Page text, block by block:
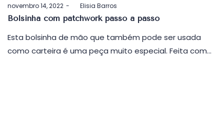
Postado
em
novembro 14, 2022 byElisia Barros
Bolsinha com patchwork passo a passo
Esta bolsinha de mão que também pode ser usada
como carteira é uma peça muito especial. Feita com…